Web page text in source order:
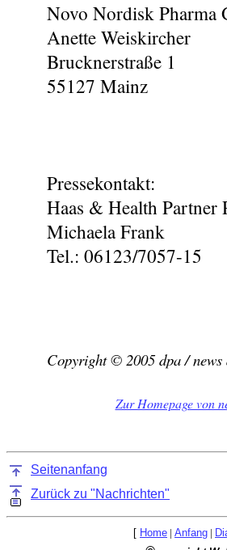
Novo Nordisk Pharma
Anette Weiskircher
Brucknerstraße 1
55127 Mainz
Pressekontakt:
Haas & Health Partner
Michaela Frank
Tel.: 06123/7057-15
Copyright © 2005 dpa / news
Zur Homepage von
Seitenanfang
Zurück zu "Nachrichten"
[ Home | Anfang |